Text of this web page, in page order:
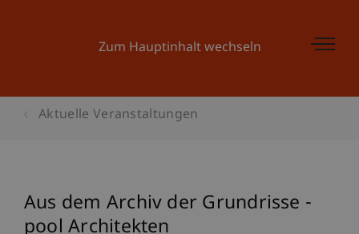
Zum Hauptinhalt wechseln
Aktuelle Veranstaltungen
Aus dem Archiv der Grundrisse -
pool Architekten